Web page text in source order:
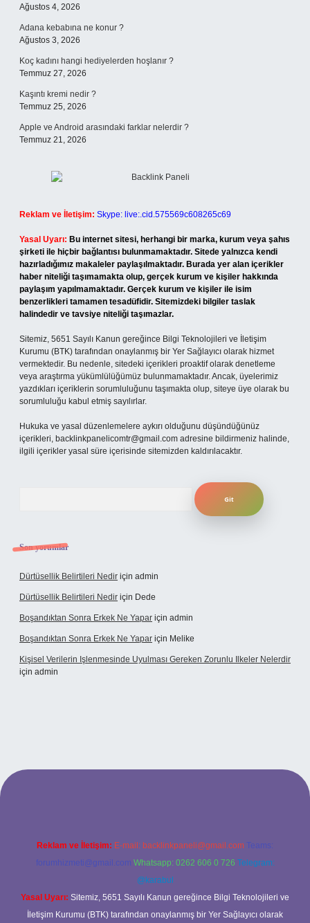
Ağustos 4, 2026
Adana kebabına ne konur ?
Ağustos 3, 2026
Koç kadını hangi hediyelerden hoşlanır ?
Temmuz 27, 2026
Kaşıntı kremi nedir ?
Temmuz 25, 2026
Apple ve Android arasındaki farklar nelerdir ?
Temmuz 21, 2026
Reklam ve İletişim: Skype: live:.cid.575569c608265c69
Yasal Uyarı: Bu internet sitesi, herhangi bir marka, kurum veya şahıs
şirketi ile hiçbir bağlantısı bulunmamaktadır. Sitede yalnızca kendi
hazırladığımız makaleler paylaşılmaktadır. Burada yer alan içerikler
haber niteliği taşımamakta olup, gerçek kurum ve kişiler hakkında
paylaşım yapılmamaktadır. Gerçek kurum ve kişiler ile isim
benzerlikleri tamamen tesadüfidir. Sitemizdeki bilgiler taslak
halindedir ve tavsiye niteliği taşımazlar.
Sitemiz, 5651 Sayılı Kanun gereğince Bilgi Teknolojileri ve İletişim
Kurumu (BTK) tarafından onaylanmış bir Yer Sağlayıcı olarak hizmet
vermektedir. Bu nedenle, sitedeki içerikleri proaktif olarak denetleme
veya araştırma yükümlülüğümüz bulunmamaktadır. Ancak, üyelerimiz
yazdıkları içeriklerin sorumluluğunu taşımakta olup, siteye üye olarak bu
sorumluluğu kabul etmiş sayılırlar.
Hukuka ve yasal düzenlemelere aykırı olduğunu düşündüğünüz
içerikleri, backlinkpanelicomtr@gmail.com adresine bildirmeniz halinde,
ilgili içerikler yasal süre içerisinde sitemizden kaldırılacaktır.
Son yorumlar
Dürtüsellik Belirtileri Nedir için admin
Dürtüsellik Belirtileri Nedir için Dede
Boşandıktan Sonra Erkek Ne Yapar için admin
Boşandıktan Sonra Erkek Ne Yapar için Melike
Kişisel Verilerin Işlenmesinde Uyulması Gereken Zorunlu Ilkeler Nelerdir
için admin
Reklam ve İletişim: E-mail: backlinkpaneli@gmail.com Teams:
forumhizmeti@gmail.com Whatsapp: 0262 606 0 726 Telegram:
@karabul
Yasal Uyarı: Sitemiz, 5651 Sayılı Kanun gereğince Bilgi Teknolojileri ve
İletişim Kurumu (BTK) tarafından onaylanmış bir Yer Sağlayıcı olarak